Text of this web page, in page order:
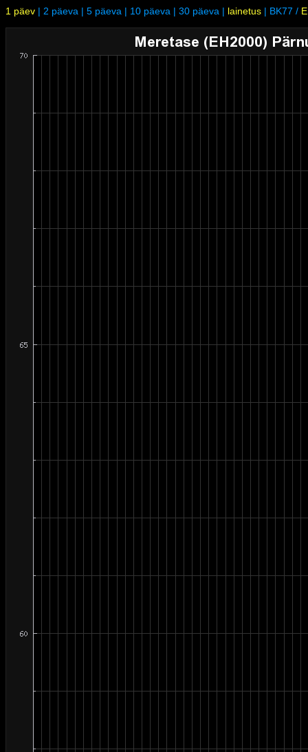
1 päev | 2 päeva | 5 päeva | 10 päeva | 30 päeva | lainetus | BK77 /